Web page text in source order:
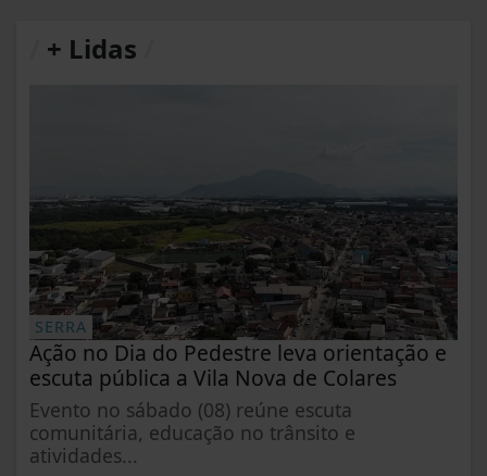
+ Lidas
SERRA
Ação no Dia do Pedestre leva orientação e
escuta pública a Vila Nova de Colares
Evento no sábado (08) reúne escuta
comunitária, educação no trânsito e
atividades...